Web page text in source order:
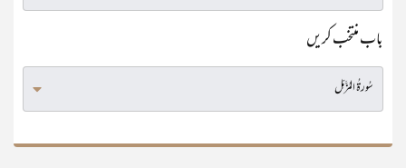
باب منتخب کریں